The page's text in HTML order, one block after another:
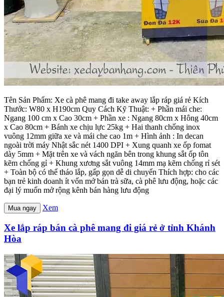
Tên Sản Phẩm: Xe cà phê mang đi take away lắp ráp giá rẻ Kích
Thước: W80 x H190cm Quy Cách Kỹ Thuật: + Phần mái che:
Ngang 100 cm x Cao 30cm + Phần xe : Ngang 80cm x Hông 40cm
x Cao 80cm + Bánh xe chịu lực 25kg + Hai thanh chống inox
vuông 12mm giữa xe và mái che cao 1m + Hình ảnh : In decan
ngoài trời máy Nhật sắc nét 1400 DPI + Xung quanh xe ốp fomat
dày 5mm + Mặt trên xe và vách ngăn bên trong khung sắt ốp tôn
kẽm chống gỉ + Khung xương sắt vuông 14mm mạ kẽm chống rỉ sét
+ Toàn bộ có thể tháo lắp, gấp gọn dễ di chuyển Thích hợp: cho các
bạn trẻ kinh doanh ít vốn mở bán trà sữa, cà phê lưu động, hoặc các
đại lý muốn mở rộng kênh bán hàng lưu động
Mua ngay Xem
Xe lắp ráp bán cà phê mang đi giá rẻ ở tỉnh Khánh
Hòa